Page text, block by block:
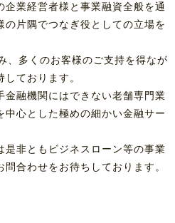
企業経営者様と事業融資全般を通
の片隅でつなぎ役としての立場を
、多くのお客様のご支持を得なが
ております。
金融機関にはできない老舗専門業
心とした極めの細かい金融サー
是非ともビジネスローン等の事業
合わせをお待ちしております。